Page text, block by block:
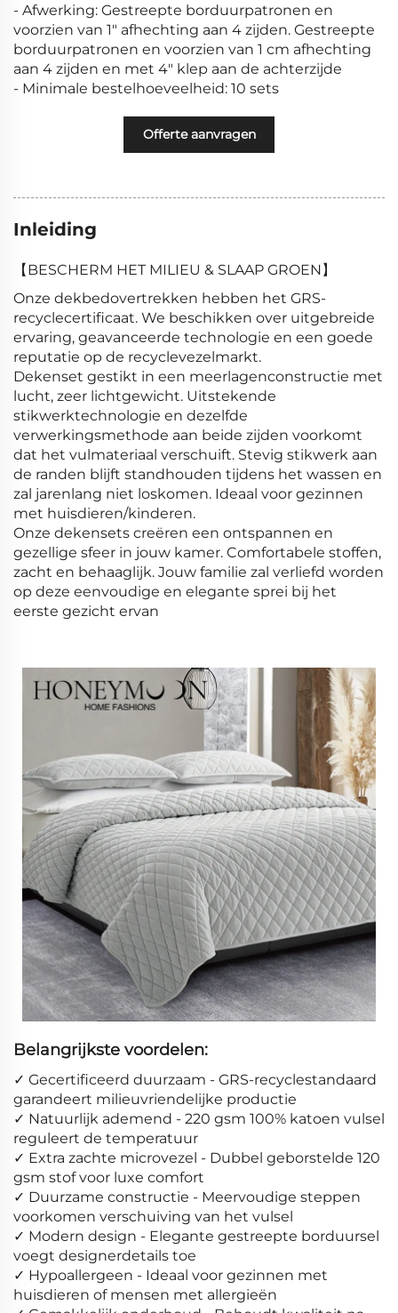
- Afwerking: Gestreepte borduurpatronen en
voorzien van 1" afhechting aan 4 zijden. Gestreepte
borduurpatronen en voorzien van 1 cm afhechting
aan 4 zijden en met 4" klep aan de achterzijde
- Minimale bestelhoeveelheid: 10 sets
Offerte aanvragen
Inleiding
【BESCHERM HET MILIEU & SLAAP GROEN】
Onze dekbedovertrekken hebben het GRS-
recyclecertificaat. We beschikken over uitgebreide
ervaring, geavanceerde technologie en een goede
reputatie op de recyclevezelmarkt.
Dekenset gestikt in een meerlagenconstructie met
lucht, zeer lichtgewicht. Uitstekende
stikwerktechnologie en dezelfde
verwerkingsmethode aan beide zijden voorkomt
dat het vulmateriaal verschuift. Stevig stikwerk aan
de randen blijft standhouden tijdens het wassen en
zal jarenlang niet loskomen. Ideaal voor gezinnen
met huisdieren/kinderen.
Onze dekensets creëren een ontspannen en
gezellige sfeer in jouw kamer. Comfortabele stoffen,
zacht en behaaglijk. Jouw familie zal verliefd worden
op deze eenvoudige en elegante sprei bij het
eerste gezicht ervan
Belangrijkste voordelen:
✓ Gecertificeerd duurzaam - GRS-recyclestandaard
garandeert milieuvriendelijke productie
✓ Natuurlijk ademend - 220 gsm 100% katoen vulsel
reguleert de temperatuur
✓ Extra zachte microvezel - Dubbel geborstelde 120
gsm stof voor luxe comfort
✓ Duurzame constructie - Meervoudige steppen
voorkomen verschuiving van het vulsel
✓ Modern design - Elegante gestreepte borduursel
voegt designerdetails toe
✓ Hypoallergeen - Ideaal voor gezinnen met
huisdieren of mensen met allergieën